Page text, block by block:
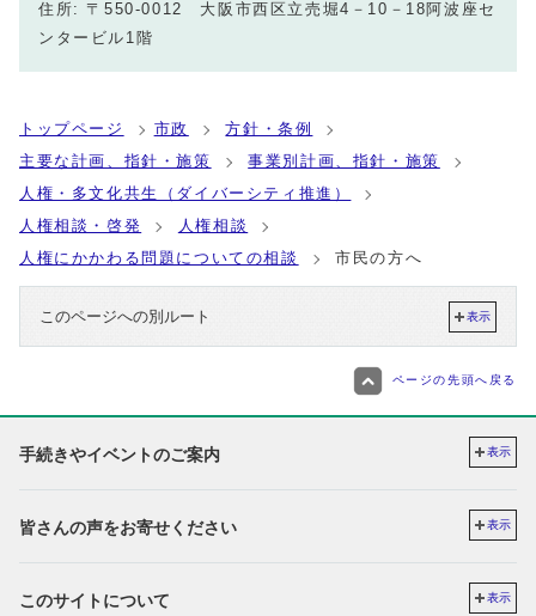
住所: 〒550-0012 大阪市西区立売堀4－10－18阿波座セ
ンタービル1階
トップページ 市政
方針・条例
主要な計画、指針・施策
事業別計画、指針・施策
人権・多文化共生（ダイバーシティ推進）
人権相談・啓発
人権相談
人権にかかわる問題についての相談
市民の方へ
このページへの別ルート 表示
ページの先頭へ戻る
手続きやイベントのご案内 表示
皆さんの声をお寄せください 表示
このサイトについて 表示